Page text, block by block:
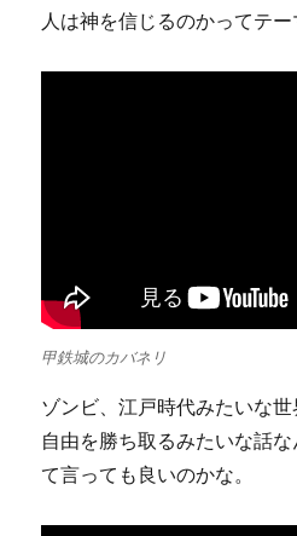
人は神を信じるのかってテ
甲鉄城のカバネリ
ゾンビ、江戸時代みたいな世
自由を勝ち取るみたいな話
て言っても良いのかな。